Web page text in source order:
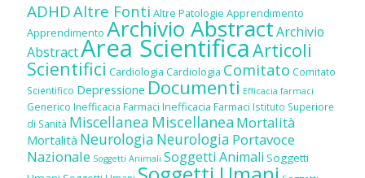
ADHDAltre Fonti Altre Patologie Apprendimento
Apprendimento Archivio AbstractArchivio
AbstractArea ScientificaArticoli
Scientifici Cardiologia Cardiologia Comitato Comitato
Scientifico Depressione Documenti Efficacia farmaci
Generico Inefficacia Farmaci Inefficacia Farmaci Istituto Superiore
di Sanità Miscellanea Miscellanea Mortalità
Mortalità Neurologia Neurologia Portavoce
Nazionale Soggetti Animali Soggetti Animali Soggetti